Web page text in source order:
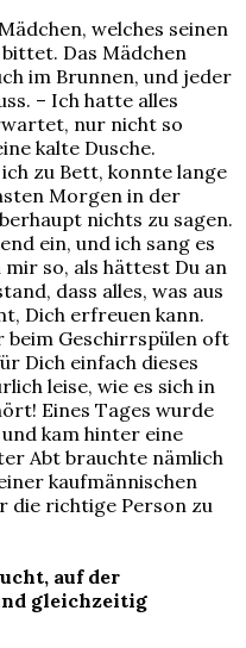
welches seinen
Das Mädchen
im Brunnen, und jeder
– Ich hatte alles
nur nicht so
kalte Dusche.
zu Bett, konnte lange
Morgen in der
nichts zu sagen.
ein, und ich sang es
so, als hättest Du an
dass alles, was aus
Dich erfreuen kann.
beim Geschirrspülen oft
Dich einfach dieses
leise, wie es sich in
Eines Tages wurde
kam hinter eine
Abt brauchte nämlich
kaufmännischen
die richtige Person zu
auf der
gleichzeitig